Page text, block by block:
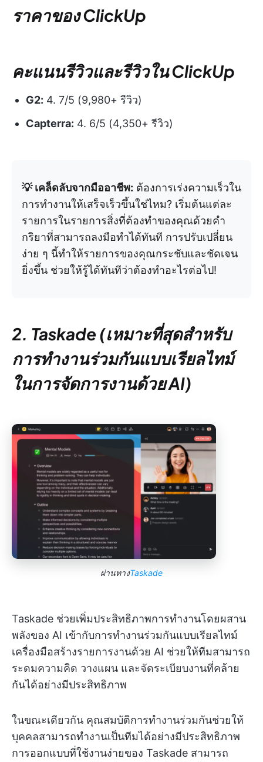
ราคาของ ClickUp
คะแนนรีวิวและรีวิวใน ClickUp
G2: 4. 7/5 (9,980+ รีวิว)
Capterra: 4. 6/5 (4,350+ รีวิว)
💡 เคล็ดลับจากมืออาชีพ: ต้องการเร่งความเร็วใน
การทำงานให้เสร็จเร็วขึ้นใช่ไหม? เริ่มต้นแต่ละ
รายการในรายการสิ่งที่ต้องทำของคุณด้วยคำ
กริยาที่สามารถลงมือทำได้ทันที การปรับเปลี่ยน
ง่าย ๆ นี้ทำให้รายการของคุณกระชับและชัดเจน
ยิ่งขึ้น ช่วยให้รู้ได้ทันทีว่าต้องทำอะไรต่อไป!
2. Taskade (เหมาะที่สุดสำหรับ
การทำงานร่วมกันแบบเรียลไทม์
ในการจัดการงานด้วย AI)
ผ่านทางTaskade
Taskade ช่วยเพิ่มประสิทธิภาพการทำงานโดยผสาน
พลังของ AI เข้ากับการทำงานร่วมกันแบบเรียลไทม์
เครื่องมือสร้างรายการงานด้วย AI ช่วยให้ทีมสามารถ
ระดมความคิด วางแผน และจัดระเบียบงานที่คล้าย
กันได้อย่างมีประสิทธิภาพ
ในขณะเดียวกัน คุณสมบัติการทำงานร่วมกันช่วยให้
บุคคลสามารถทำงานเป็นทีมได้อย่างมีประสิทธิภาพ
การออกแบบที่ใช้งานง่ายของ Taskade สามารถ